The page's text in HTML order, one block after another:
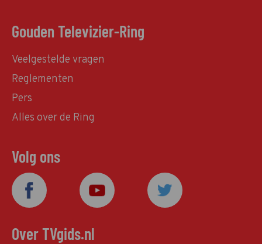
Gouden Televizier-Ring
Veelgestelde vragen
Reglementen
Pers
Alles over de Ring
Volg ons
Over TVgids.nl